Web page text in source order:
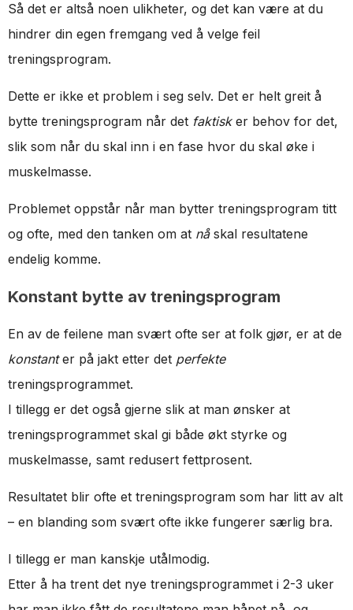
Så det er altså noen ulikheter, og det kan være at du
hindrer din egen fremgang ved å velge feil
treningsprogram.
Dette er ikke et problem i seg selv. Det er helt greit å
bytte treningsprogram når det faktisk er behov for det,
slik som når du skal inn i en fase hvor du skal øke i
muskelmasse.
Problemet oppstår når man bytter treningsprogram titt
og ofte, med den tanken om at nå skal resultatene
endelig komme.
Konstant bytte av treningsprogram
En av de feilene man svært ofte ser at folk gjør, er at de
konstanter på jakt etter det perfekte
treningsprogrammet.
I tillegg er det også gjerne slik at man ønsker at
treningsprogrammet skal gi både økt styrke og
muskelmasse, samt redusert fettprosent.
Resultatet blir ofte et treningsprogram som har litt av alt
– en blanding som svært ofte ikke fungerer særlig bra.
I tillegg er man kanskje utålmodig.
Etter å ha trent det nye treningsprogrammet i 2-3 uker